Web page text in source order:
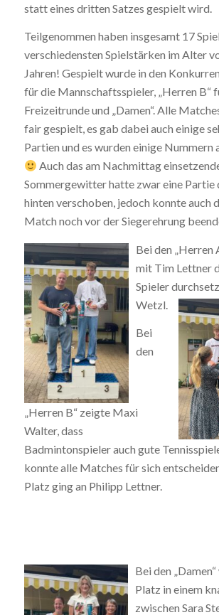
statt eines dritten Satzes gespielt wird.
Teilgenommen haben insgesamt 17
verschiedensten Spielstärken im Alter
Jahren! Gespielt wurde in den
für die Mannschaftsspieler, „Herren B“
Freizeitrunde und „Damen“. Alle
fair gespielt, es gab dabei auch einige
Partien und es wurden einige Nummern
Auch das am Nachmittag
Sommergewitter hatte zwar eine Partie
hinten verschoben, jedoch konnte auch
Match noch vor der Siegerehrung
Bei den „Herren
mit Tim Lettner
Spieler
Wetzl.
Bei
den
„Herren B“ zeigte Maxi
Walter, dass
Badmintonspieler auch gute
konnte alle Matches für sich
Platz ging an Philipp Lettner.
Bei den
Platz in einem
zwischen Sara